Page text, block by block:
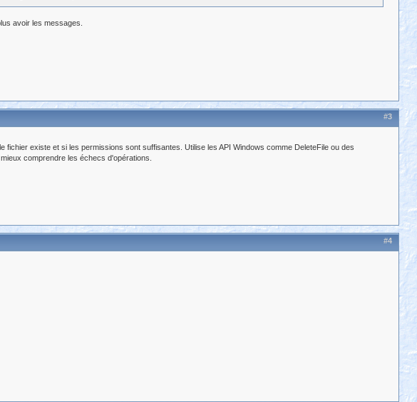
avoir les messages.
#3
existe et si les permissions sont suffisantes. Utilise les API Windows comme DeleteFile ou des
comprendre les échecs d'opérations.
#4